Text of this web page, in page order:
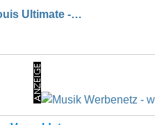
Ultimate -…